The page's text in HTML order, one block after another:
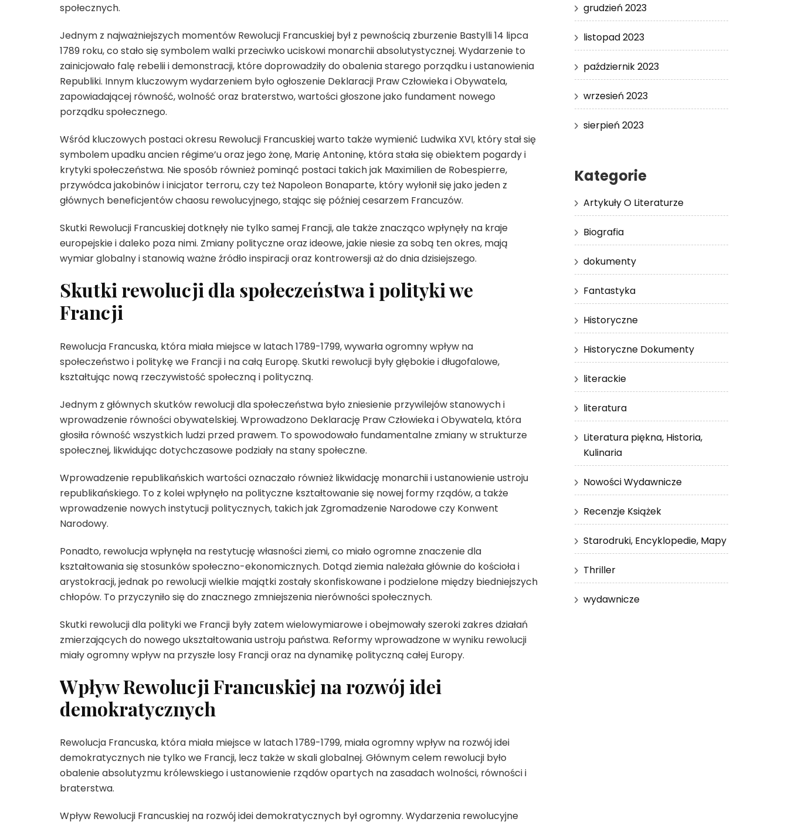
społecznych.
Jednym z najważniejszych momentów Rewolucji Francuskiej był z pewnością zburzenie Bastylli 14 lipca
1789 roku, co stało się symbolem walki przeciwko uciskowi monarchii absolutystycznej. Wydarzenie to
zainicjowało falę rebelii i demonstracji, które doprowadziły do obalenia starego porządku i ustanowienia
Republiki. Innym kluczowym wydarzeniem było ogłoszenie Deklaracji Praw Człowieka i Obywatela,
zapowiadającej równość, wolność oraz braterstwo, wartości głoszone jako fundament nowego
porządku społecznego.
Wśród kluczowych postaci okresu Rewolucji Francuskiej warto także wymienić Ludwika XVI, który stał się
symbolem upadku ancien régime’u oraz jego żonę, Marię Antoninę, która stała się obiektem pogardy i
krytyki społeczeństwa. Nie sposób również pominąć postaci takich jak Maximilien de Robespierre,
przywódca jakobinów i inicjator terroru, czy też Napoleon Bonaparte, który wyłonił się jako jeden z
głównych beneficjentów chaosu rewolucyjnego, stając się później cesarzem Francuzów.
Skutki Rewolucji Francuskiej dotknęły nie tylko samej Francji, ale także znacząco wpłynęły na kraje
europejskie i daleko poza nimi. Zmiany polityczne oraz ideowe, jakie niesie za sobą ten okres, mają
wymiar globalny i stanowią ważne źródło inspiracji oraz kontrowersji aż do dnia dzisiejszego.
Skutki rewolucji dla społeczeństwa i polityki we
Francji
Rewolucja Francuska, która miała miejsce w latach 1789-1799, wywarła ogromny wpływ na
społeczeństwo i politykę we Francji i na całą Europę. Skutki rewolucji były głębokie i długofalowe,
kształtując nową rzeczywistość społeczną i polityczną.
Jednym z głównych skutków rewolucji dla społeczeństwa było zniesienie przywilejów stanowych i
wprowadzenie równości obywatelskiej. Wprowadzono Deklarację Praw Człowieka i Obywatela, która
głosiła równość wszystkich ludzi przed prawem. To spowodowało fundamentalne zmiany w strukturze
społecznej, likwidując dotychczasowe podziały na stany społeczne.
Wprowadzenie republikańskich wartości oznaczało również likwidację monarchii i ustanowienie ustroju
republikańskiego. To z kolei wpłynęło na polityczne kształtowanie się nowej formy rządów, a także
wprowadzenie nowych instytucji politycznych, takich jak Zgromadzenie Narodowe czy Konwent
Narodowy.
Ponadto, rewolucja wpłynęła na restytucję własności ziemi, co miało ogromne znaczenie dla
kształtowania się stosunków społeczno-ekonomicznych. Dotąd ziemia należała głównie do kościoła i
arystokracji, jednak po rewolucji wielkie majątki zostały skonfiskowane i podzielone między biedniejszych
chłopów. To przyczyniło się do znacznego zmniejszenia nierówności społecznych.
Skutki rewolucji dla polityki we Francji były zatem wielowymiarowe i obejmowały szeroki zakres działań
zmierzających do nowego ukształtowania ustroju państwa. Reformy wprowadzone w wyniku rewolucji
miały ogromny wpływ na przyszłe losy Francji oraz na dynamikę polityczną całej Europy.
Wpływ Rewolucji Francuskiej na rozwój idei
demokratycznych
Rewolucja Francuska, która miała miejsce w latach 1789-1799, miała ogromny wpływ na rozwój idei
demokratycznych nie tylko we Francji, lecz także w skali globalnej. Głównym celem rewolucji było
obalenie absolutyzmu królewskiego i ustanowienie rządów opartych na zasadach wolności, równości i
braterstwa.
Wpływ Rewolucji Francuskiej na rozwój idei demokratycznych był ogromny. Wydarzenia rewolucyjne
grudzień 2023
listopad 2023
październik 2023
wrzesień 2023
sierpień 2023
Kategorie
Artykuły O Literaturze
Biografia
dokumenty
Fantastyka
Historyczne
Historyczne Dokumenty
literackie
literatura
Literatura piękna, Historia,
Kulinaria
Nowości Wydawnicze
Recenzje Książek
Starodruki, Encyklopedie, Mapy
Thriller
wydawnicze